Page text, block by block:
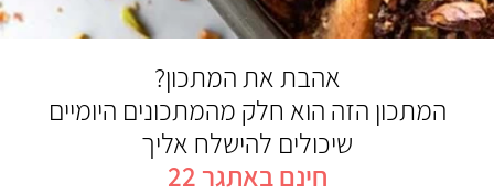
אהבת את המתכון?
המתכון הזה הוא חלק מהמתכונים היומיים
שיכולים להישלח אליך
חינם באתגר 22